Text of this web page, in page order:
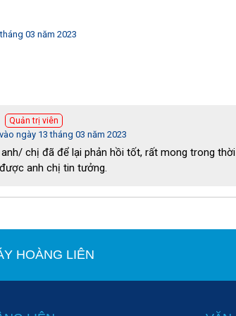
03 năm 2023
Quản trị viên
ngày 13 tháng 03 năm 2023
chị đã để lại phản hồi tốt, rất mong trong
anh chị tin tưởng.
HOÀNG LIÊN